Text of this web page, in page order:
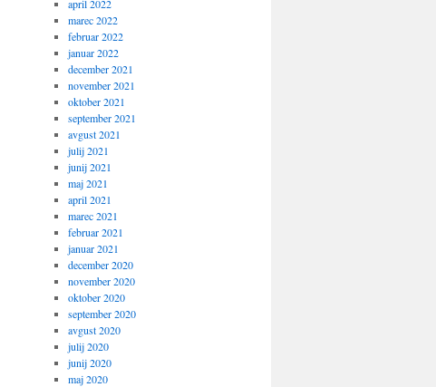
april 2022
marec 2022
februar 2022
januar 2022
december 2021
november 2021
oktober 2021
september 2021
avgust 2021
julij 2021
junij 2021
maj 2021
april 2021
marec 2021
februar 2021
januar 2021
december 2020
november 2020
oktober 2020
september 2020
avgust 2020
julij 2020
junij 2020
maj 2020